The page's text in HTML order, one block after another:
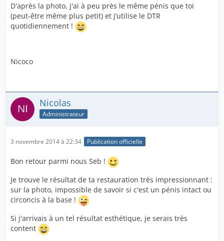
D'après la photo, j'ai à peu près le même pénis que toi
(peut-être même plus petit) et j’utilise le DTR
quotidiennement !
Nicoco
Nicolas
Administrateur
3 novembre 2014 à 22:34 Publication officielle
Bon retour parmi nous Seb !
Je trouve le résultat de ta restauration très impressionnant :
sur la photo, impossible de savoir si c'est un pénis intact ou
circoncis à la base !
Si j'arrivais à un tel résultat esthétique, je serais très
content